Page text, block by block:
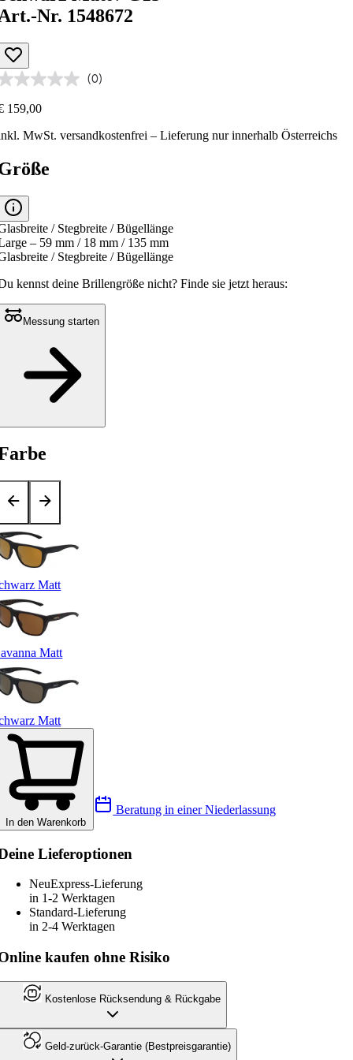
Nr. 1548672
(0)
159,00
MwSt.versandkostenfrei – Lieferung nur innerhalb Österreichs
/ Stegbreite / Bügellänge
– 59 mm / 18 mm / 135 mm
/ Stegbreite / Bügellänge
kennst deine Brillengröße nicht?Finde sie jetzt heraus:
Messung starten
Matt
Matt
Matt
In den Warenkorb
Beratung in einer Niederlassung
Lieferoptionen
NeuExpress-Lieferung
in 1-2 Werktagen
Standard-Lieferung
in 2-4 Werktagen
kaufen ohne Risiko
Kostenlose Rücksendung & Rückgabe
Geld-zurück-Garantie (Bestpreisgarantie)